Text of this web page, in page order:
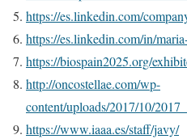
https://es.linkedin.com/
https://es.linkedin.com/in/
https://biospain2025.org/
http://oncostellae.com/wp-
content/uploads/2017/10/
https://www.iaaa.es/staff/javy/